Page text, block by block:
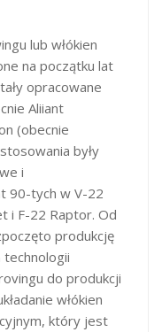
lub włókien
na początku lat
opracowane
Aliiant
(obecnie
były
i
90-tych w V-22
i F-22 Raptor. Od
produkcję
technologii
do produkcji
włókien
który jest